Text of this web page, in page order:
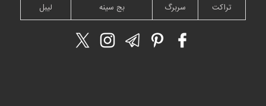
تراکت
سربرگ بج سینه لیبل